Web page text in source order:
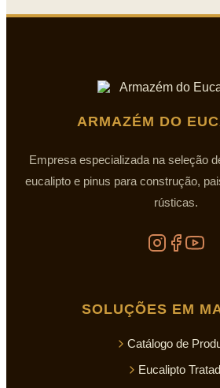
ARMAZÉM DO
Empresa especializada na seleção
eucalipto e pinus para construção,
rústicas.
SOLUÇÕES EM
Catálogo de
Eucalipto